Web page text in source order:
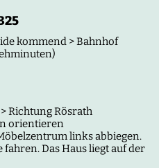
kommend > Bahnhof
Richtung Rösrath
orientieren
links abbiegen.
fahren. Das Haus liegt auf der